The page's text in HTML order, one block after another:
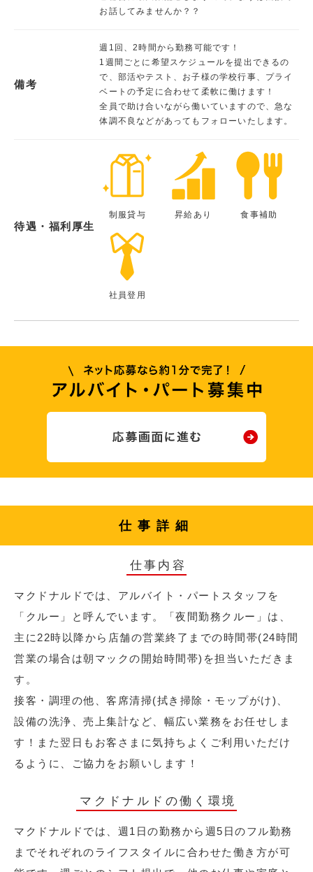
お話してみませんか？？
備考
週1回、2時間から勤務可能です！
1週間ごとに希望スケジュールを提出できるの
で、部活やテスト、お子様の学校行事、プライ
ベートの予定に合わせて柔軟に働けます！
全員で助け合いながら働いていますので、急な
体調不良などがあってもフォローいたします。
待遇・福利厚生
制服貸与 昇給あり 食事補助
社員登用
仕事詳細
仕事内容
マクドナルドでは、アルバイト・パートスタッフを
「クルー」と呼んでいます。「夜間勤務クルー」は、
主に22時以降から店舗の営業終了までの時間帯(24時間
営業の場合は朝マックの開始時間帯)を担当いただきま
す。
接客・調理の他、客席清掃(拭き掃除・モップがけ)、
設備の洗浄、売上集計など、幅広い業務をお任せしま
す！また翌日もお客さまに気持ちよくご利用いただけ
るように、ご協力をお願いします！
マクドナルドの働く環境
マクドナルドでは、週1日の勤務から週5日のフル勤務
までそれぞれのライフスタイルに合わせた働き方が可